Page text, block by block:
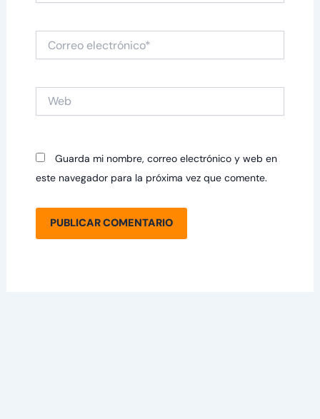
electrónico*
Guarda mi nombre, correo electrónico y web en
este navegador para la próxima vez que comente.